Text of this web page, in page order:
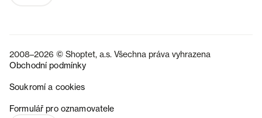
2008–2026 © Shoptet, a.s. Všechna práva vyhrazena
Obchodní podmínky
Soukromí a cookies
Formulář pro oznamovatele